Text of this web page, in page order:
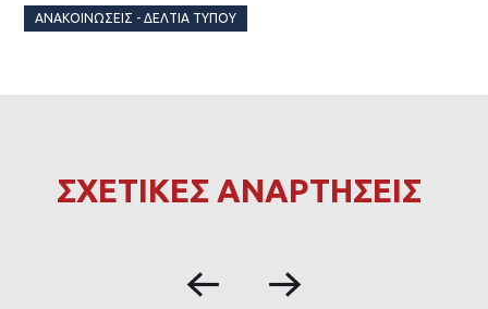
ΑΝΑΚΟΙΝΏΣΕΙΣ - ΔΕΛΤΊΑ ΤΎΠΟΥ
ΣΧΕΤΙΚΕΣ ΑΝΑΡΤΗΣΕΙΣ